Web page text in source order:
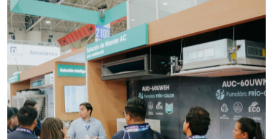
Requiere:
SCRAP
Especificaciones:
Somos Proveedores de GESTION
DE RESIDUOS Y DESTRUCCION
FISCAL
Aplicar al Requerimiento